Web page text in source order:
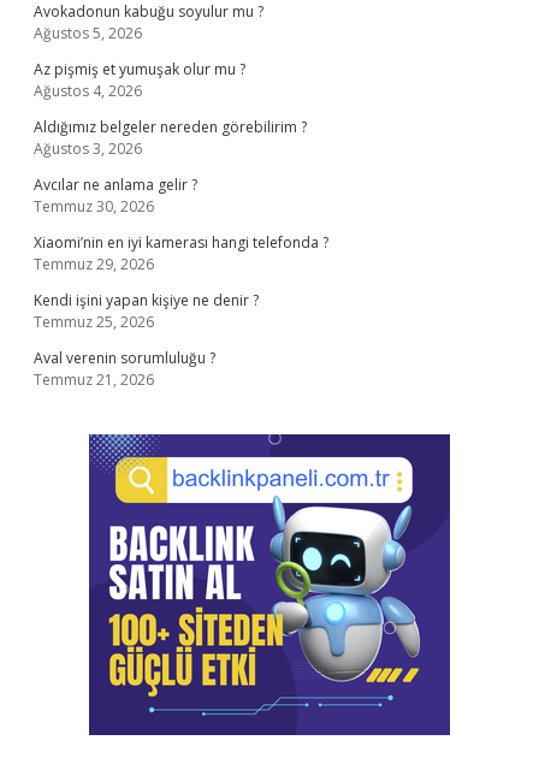
Avokadonun kabuğu soyulur mu ?
Ağustos 5, 2026
Az pişmiş et yumuşak olur mu ?
Ağustos 4, 2026
Aldığımız belgeler nereden görebilirim ?
Ağustos 3, 2026
Avcılar ne anlama gelir ?
Temmuz 30, 2026
Xiaomi’nin en iyi kamerası hangi telefonda ?
Temmuz 29, 2026
Kendi işini yapan kişiye ne denir ?
Temmuz 25, 2026
Aval verenin sorumluluğu ?
Temmuz 21, 2026